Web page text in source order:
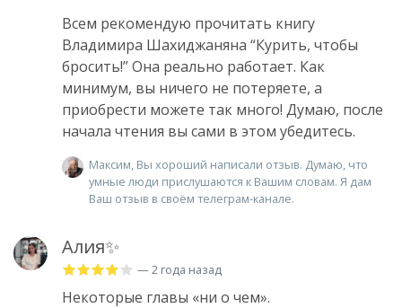
Всем рекомендую прочитать книгу
Владимира Шахиджаняна “Курить, чтобы
бросить!” Она реально работает. Как
минимум, вы ничего не потеряете, а
приобрести можете так много! Думаю, после
начала чтения вы сами в этом убедитесь.
Максим, Вы хороший написали отзыв. Думаю, что
умные люди прислушаются к Вашим словам. Я дам
Ваш отзыв в своём телеграм-канале.
Алия✨
— 2 года назад
Некоторые главы «ни о чем».